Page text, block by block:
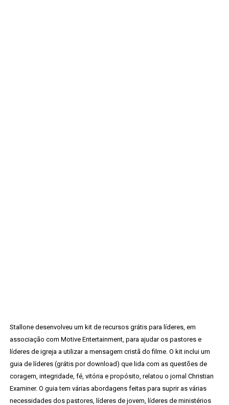
Stallone desenvolveu um kit de recursos grátis para líderes, em
associação com Motive Entertainment, para ajudar os pastores e
líderes de igreja a utilizar a mensagem cristã do filme. O kit inclui um
guia de líderes (grátis por download) que lida com as questões de
coragem, integridade, fé, vitória e propósito, relatou o jornal Christian
Examiner. O guia tem várias abordagens feitas para suprir as várias
necessidades dos pastores, líderes de jovem, líderes de ministérios